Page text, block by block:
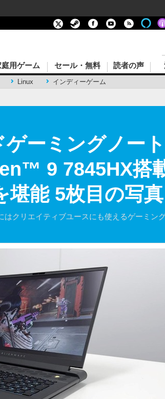
Linux インディーゲーム
庭用ゲーム セール・無料 読者の声
ーミングノー
9 7845HX搭
堪能 5枚目の写
クリエイティブユースにも使えるゲーミン